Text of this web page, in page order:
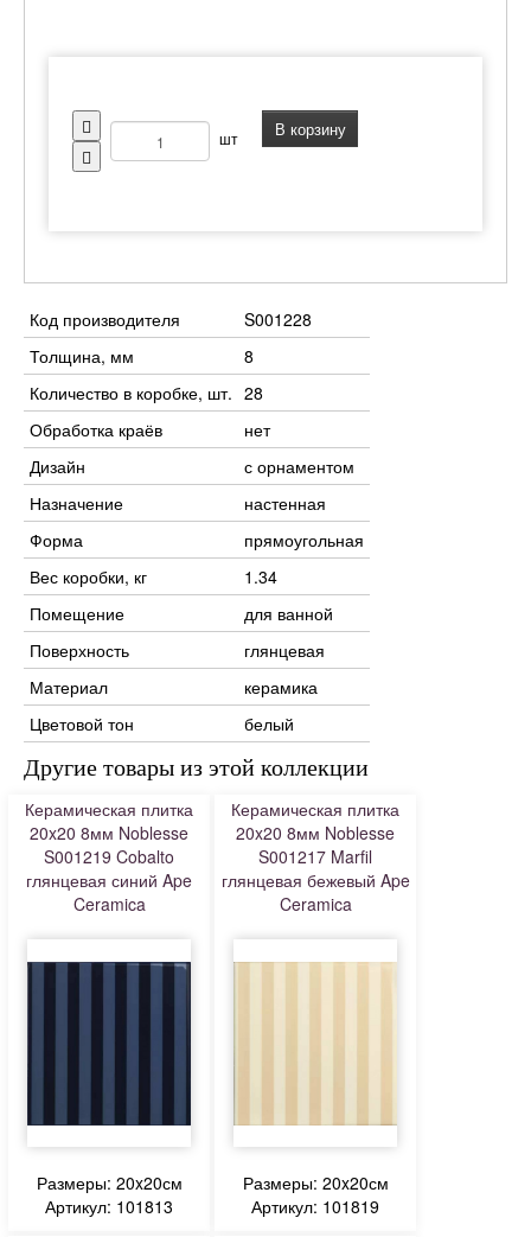
шт В корзину
Код производителя
S001228
Толщина, мм
8
Количество в коробке, шт. 28
Обработка краёв
нет
Дизайн
с орнаментом
Назначение
настенная
Форма
прямоугольная
Вес коробки, кг
1.34
Помещение
для ванной
Поверхность
глянцевая
Материал
керамика
Цветовой тон
белый
Другие товары из этой коллекции
Керамическая плитка
20x20 8мм Noblesse
S001219 Cobalto
глянцевая синий Ape
Ceramica
Размеры: 20x20см
Артикул: 101813
Керамическая плитка
20x20 8мм Noblesse
S001217 Marfil
глянцевая бежевый Ape
Ceramica
Размеры: 20x20см
Артикул: 101819